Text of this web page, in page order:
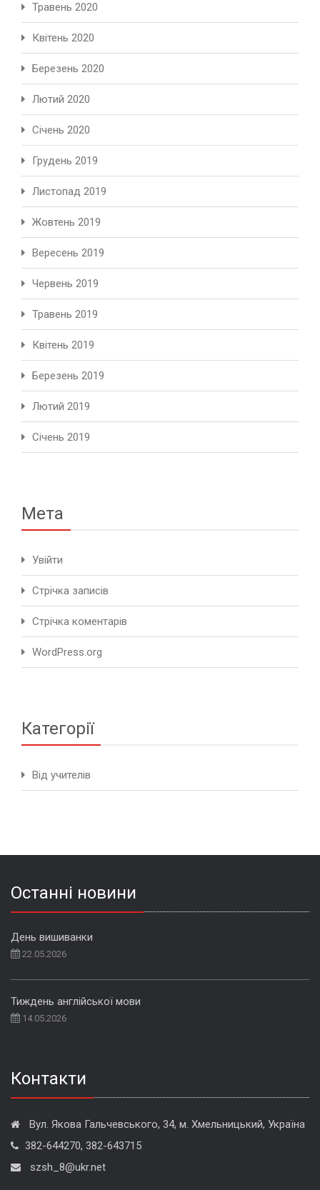
Травень 2020
Квітень 2020
Березень 2020
Лютий 2020
Січень 2020
Грудень 2019
Листопад 2019
Жовтень 2019
Вересень 2019
Червень 2019
Травень 2019
Квітень 2019
Березень 2019
Лютий 2019
Січень 2019
Мета
Увійти
Стрічка записів
Стрічка коментарів
WordPress.org
Категорії
Від учителів
Останні новини
День вишиванки
22.05.2026
Тиждень англійської мови
14.05.2026
Контакти
Вул. Якова Гальчевського, 34, м. Хмельницький, Україна
382-644270, 382-643715
szsh_8@ukr.net